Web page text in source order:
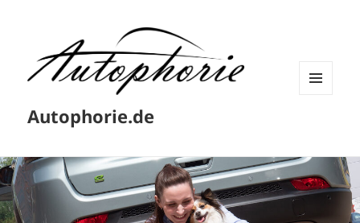
Autophorie.de